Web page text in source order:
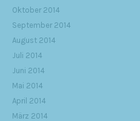
Oktober 2014
September 2014
August 2014
Juli 2014
Juni 2014
Mai 2014
April 2014
März 2014